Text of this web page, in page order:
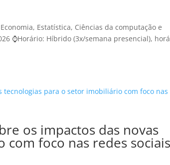
Estatística, Ciências da computação e
⌚Horário: Híbrido (3x/semana presencial),
os impactos das novas
foco nas redes sociais